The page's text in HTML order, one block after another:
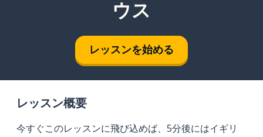
ウス
レッスンを始める
レッスン概要
今すぐこのレッスンに飛び込めば、5分後にはイギリ